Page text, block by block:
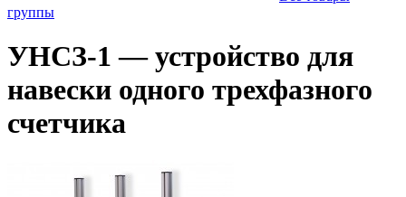
группы
УНСЗ-1 — устройство для
навески одного трехфазного
счетчика